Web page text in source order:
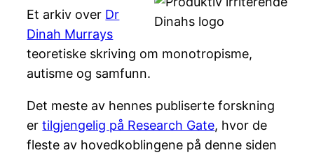
Dinahs logo
Et arkiv over Dr
Dinah Murrays
teoretiske skriving om monotropisme,
autisme og samfunn.
Det meste av hennes publiserte forskning
ertilgjengelig på Research Gate, hvor de
fleste av hovedkoblingene på denne siden